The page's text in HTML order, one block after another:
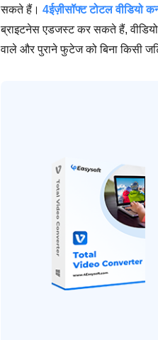
सकते हैं। 4ईज़ीसॉफ्ट टोटल वीडियो
ब्राइटनेस एडजस्ट कर सकते हैं,
वाले और पुराने फुटेज को बिना किसी